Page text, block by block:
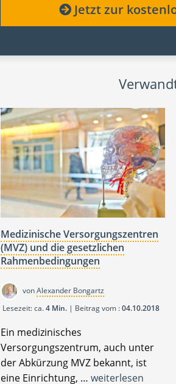
Jetzt zur
Medizinische Versorgungszentren
(MVZ) und die gesetzlichen
Rahmenbedingungen
vonAlexander Bongartz
Lesezeit: ca.4 Min. | Beitrag vom :04.10.2018
Ein medizinisches
Versorgungszentrum, auch unter
der Abkürzung MVZ bekannt, ist
eine Einrichtung, … weiterlesen